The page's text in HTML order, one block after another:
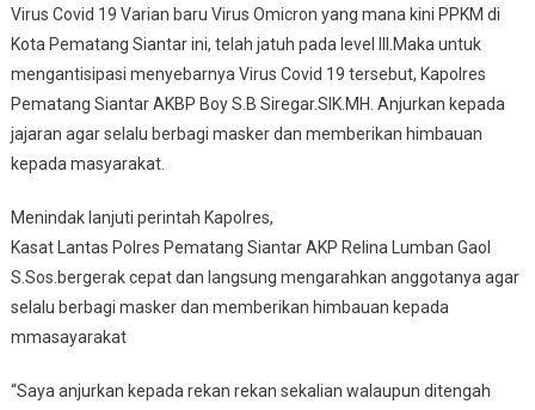
Virus Covid 19 Varian baru Virus Omicron yang mana kini PPKM di
Kota Pematang Siantar ini, telah jatuh pada level III.Maka untuk
mengantisipasi menyebarnya Virus Covid 19 tersebut, Kapolres
Pematang Siantar AKBP Boy S.B Siregar.SIK.MH. Anjurkan kepada
jajaran agar selalu berbagi masker dan memberikan himbauan
kepada masyarakat.
Menindak lanjuti perintah Kapolres,
Kasat Lantas Polres Pematang Siantar AKP Relina Lumban Gaol
S.Sos.bergerak cepat dan langsung mengarahkan anggotanya agar
selalu berbagi masker dan memberikan himbauan kepada
mmasayarakat
“Saya anjurkan kepada rekan rekan sekalian walaupun ditengah